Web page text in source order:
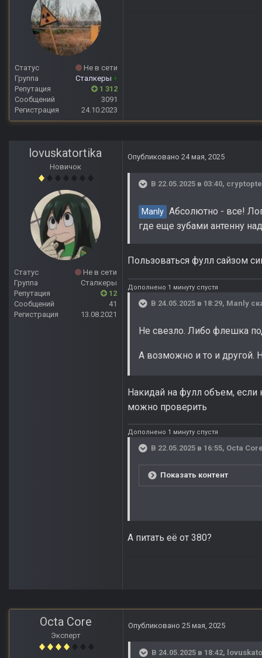
Статус
Не в сети
Группа
Сталкеры +
Репутация
1 312
Сообщений
3091
Регистрация
24.10.2023
lovuskatortika
Новичок
Статус
Не в сети
Группа
Сталкеры
Репутация
12
Сообщений
41
Регистрация
13.08.2021
Опубликовано 24 мая, 2025
В 22.05.2025 в 03:40,
Manly Абсолютно - все!
где еще зубами антенну
Пользоваться фулл сайзом
Дополнено 1 минуту спустя
В 24.05.2025 в 18:29, Manly
Не свезло. Либо флешка
А возможно и то и другой.
Накидай на фулл объем, если
можно проверить
Дополнено 1 минуту спустя
В 22.05.2025 в 16:55, Octa
Показать контент
А питать её от 380?
Octa Core
Эксперт
Опубликовано 25 мая, 2025
В 24.05.2025 в 18:42,